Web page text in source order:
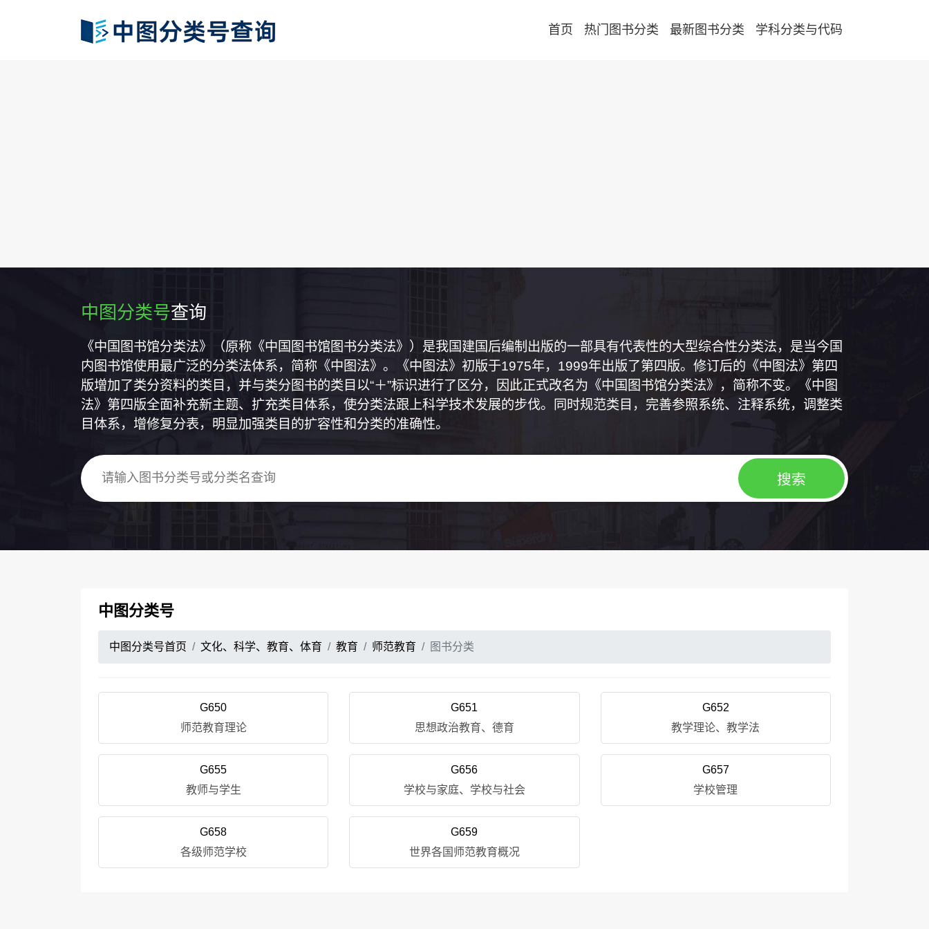
首页 热门图书分类 最新图书分类 学科分类与代码
中图分类号查询
《中国图书馆分类法》（原称《中国图书馆图书分类法》）是我国建国后编制出版的一部具有代表性的大型综合性分类法，是当今国
内图书馆使用最广泛的分类法体系，简称《中图法》。《中图法》初版于1975年，1999年出版了第四版。修订后的《中图法》第四
版增加了类分资料的类目，并与类分图书的类目以“＋”标识进行了区分，因此正式改名为《中国图书馆分类法》，简称不变。《中图
法》第四版全面补充新主题、扩充类目体系，使分类法跟上科学技术发展的步伐。同时规范类目，完善参照系统、注释系统，调整类
目体系，增修复分表，明显加强类目的扩容性和分类的准确性。
中图分类号
中图分类号首页 文化、科学、教育、体育 教育 师范教育 图书分类
G650
师范教育理论
G651
思想政治教育、德育
G652
教学理论、教学法
G655
教师与学生
G656
学校与家庭、学校与社会
G657
学校管理
G658
各级师范学校
G659
世界各国师范教育概况